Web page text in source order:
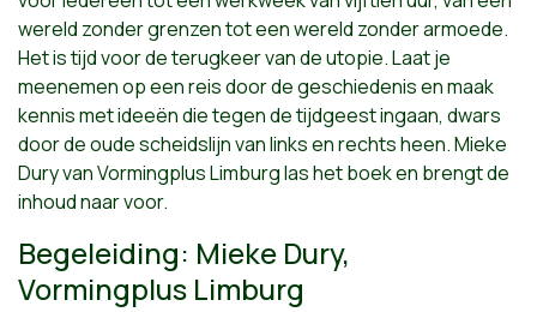
wereld zonder grenzen tot een wereld zonder armoede.
Het is tijd voor de terugkeer van de utopie. Laat je
meenemen op een reis door de geschiedenis en maak
kennis met ideeën die tegen de tijdgeest ingaan, dwars
door de oude scheidslijn van links en rechts heen. Mieke
Dury van Vormingplus Limburg las het boek en brengt de
inhoud naar voor.
Begeleiding: Mieke Dury,
Vormingplus Limburg